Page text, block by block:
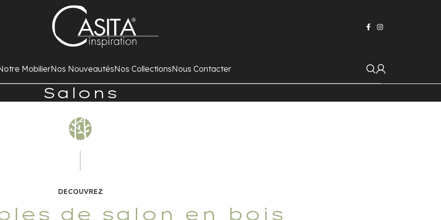
MobilierNos NouveautésNos CollectionsNous Contacter
Salons
DECOUVREZ
de salon en bois